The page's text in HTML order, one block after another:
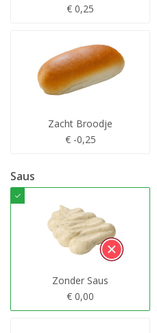
€ 0,25
Zacht Broodje
€ -0,25
Saus
Zonder Saus
€ 0,00